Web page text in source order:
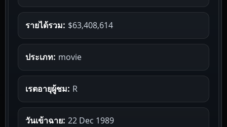
รายได้รวม: $63,408,614
ประเภท: movie
เรตอายุผู้ชม: R
วันเข้าฉาย: 22 Dec 1989